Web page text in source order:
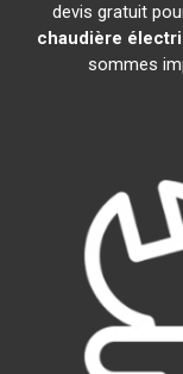
devis gratuit
chaudière
sommes